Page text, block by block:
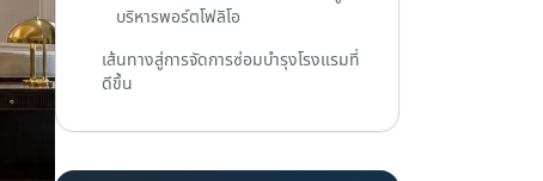
บริหารพอร์ตโฟลิโอ
เส้นทางสู่การจัดการซ่อมบำรุงโรงแรมที่
ดีขึ้น